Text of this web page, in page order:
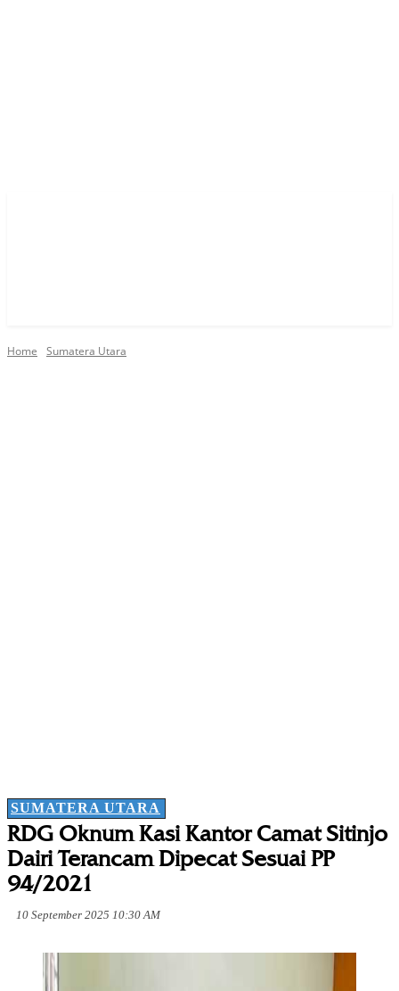
Home Sumatera Utara
SUMATERA UTARA
RDG Oknum Kasi Kantor Camat Sitinjo
Dairi Terancam Dipecat Sesuai PP
94/2021
10 September 2025 10:30 AM